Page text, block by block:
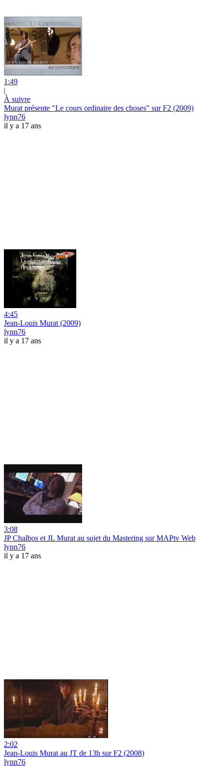
1:49
|
À suivre
Murat présente "Le cours ordinaire des choses" sur F2 (2009)
lynn76
il y a 17 ans
4:45
Jean-Louis Murat (2009)
lynn76
il y a 17 ans
3:08
JP Chalbos et JL Murat au sujet du Mastering sur MAPtv Web
lynn76
il y a 17 ans
2:02
Jean-Louis Murat au JT de 13h sur F2 (2008)
lynn76